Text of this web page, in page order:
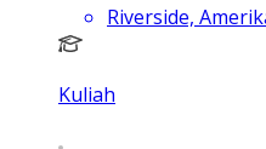
Riverside,
Kuliah